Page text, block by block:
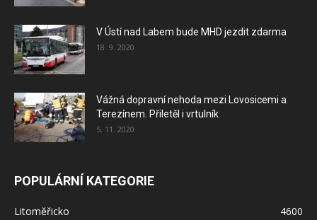
V Ústí nad Labem bude MHD jezdit zdarma
18. 9. 2020
Vážná dopravní nehoda mezi Lovosicemi a
Terezínem. Přiletěl i vrtulník
5. 11. 2020
POPULÁRNÍ KATEGORIE
Litoměřicko
4600